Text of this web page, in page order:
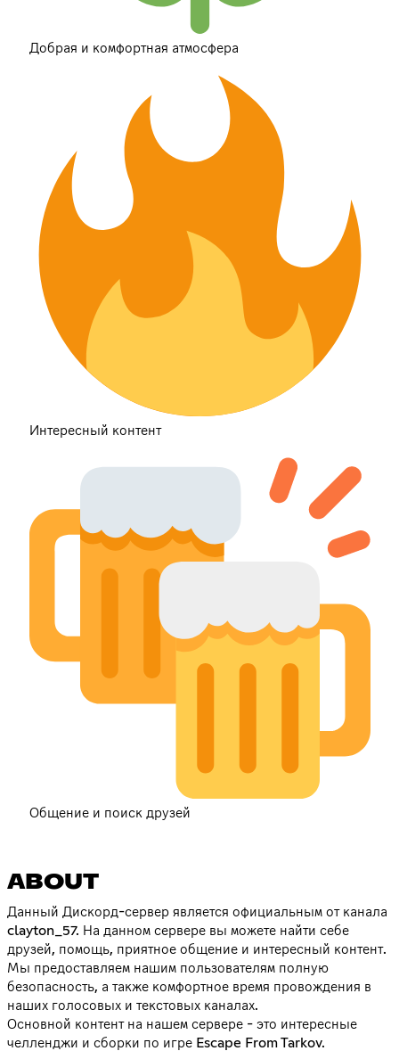
Добрая и комфортная атмосфера
Интересный контент
Общение и поиск друзей
ABOUT
Данный Дискорд-сервер является официальным от канала
clayton_57. На данном сервере вы можете найти себе
друзей, помощь, приятное общение и интересный контент.
Мы предоставляем нашим пользователям полную
безопасность, а также комфортное время провождения в
наших голосовых и текстовых каналах.
Основной контент на нашем сервере - это интересные
челленджи и сборки по игре Escape From Tarkov.